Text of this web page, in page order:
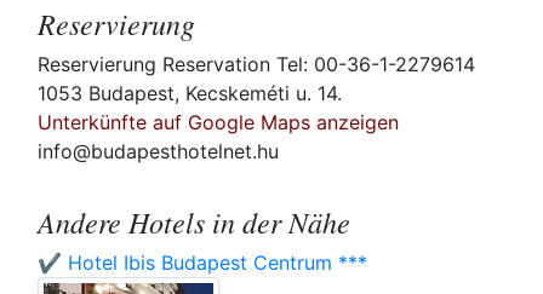
Reservierung
Reservierung Reservation Tel: 00-36-1-2279614
1053 Budapest, Kecskeméti u. 14.
Unterkünfte auf Google Maps anzeigen
info@budapesthotelnet.hu
Andere Hotels in der Nähe
✔️ Hotel Ibis Budapest Centrum ***